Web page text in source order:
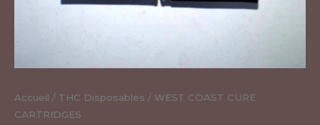
Accueil / THC Disposables / WEST COAST CURE
CARTRIDGES